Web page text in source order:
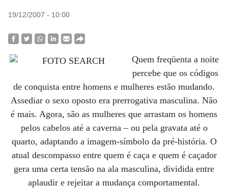
19/12/2007 - 10:00
Quem freqüenta a noite
percebe que os códigos
de conquista entre homens e mulheres estão mudando.
Assediar o sexo oposto era prerrogativa masculina. Não
é mais. Agora, são as mulheres que arrastam os homens
pelos cabelos até a caverna – ou pela gravata até o
quarto, adaptando a imagem-símbolo da pré-história. O
atual descompasso entre quem é caça e quem é caçador
gera uma certa tensão na ala masculina, dividida entre
aplaudir e rejeitar a mudança comportamental.